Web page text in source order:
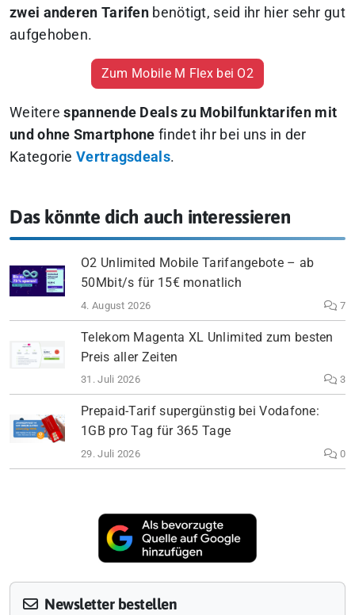
zwei anderen Tarifen benötigt, seid ihr hier sehr gut
aufgehoben.
Zum Mobile M Flex bei O2
Weiterespannende Deals zu Mobilfunktarifen mit
und ohne Smartphone findet ihr bei uns in der
KategorieVertragsdeals.
Das könnte dich auch interessieren
O2 Unlimited Mobile Tarifangebote – ab
50Mbit/s für 15€ monatlich
4. August 2026 7
Telekom Magenta XL Unlimited zum besten
Preis aller Zeiten
31. Juli 2026 3
Prepaid-Tarif supergünstig bei Vodafone:
1GB pro Tag für 365 Tage
29. Juli 2026 0
Newsletter bestellen